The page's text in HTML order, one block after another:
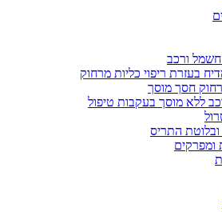
חשמל ורכב
בעזרת ריפוי כליות מרחוק
חסך מוסך
ללא מוסך בעקבות טיפול
התריס
ומפרקים